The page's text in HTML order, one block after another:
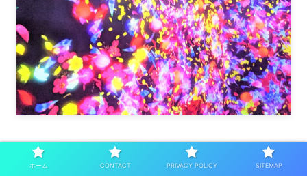
2022年6月24日～10月11日：台湾
ホーム CONTACT PRIVACY POLICY SITEMAP